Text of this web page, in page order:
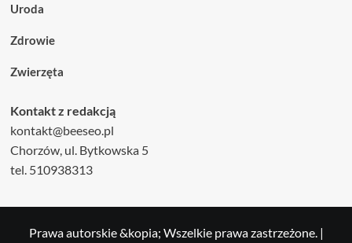
Uroda
Zdrowie
Zwierzęta
Kontakt z redakcją
kontakt@beeseo.pl
Chorzów, ul. Bytkowska 5
tel. 510938313
Prawa autorskie &kopia; Wszelkie prawa zastrzeżone. |